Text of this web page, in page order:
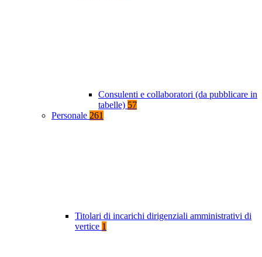
Consulenti e collaboratori (da pubblicare in
tabelle) 57
Personale 261
Titolari di incarichi dirigenziali amministrativi di
vertice 1